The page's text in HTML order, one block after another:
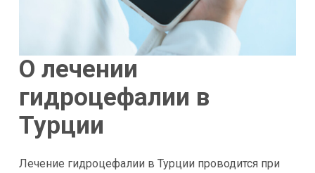
О лечении
гидроцефалии в
Турции
Лечение гидроцефалии в Турции проводится при